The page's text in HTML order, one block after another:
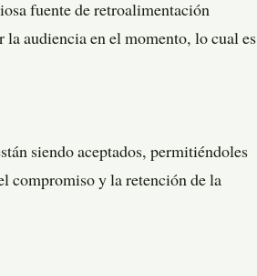
fuente de retroalimentación
audiencia en el momento, lo cual es
siendo aceptados, permitiéndoles
compromiso y la retención de la